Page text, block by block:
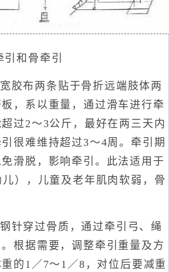
和骨牵引
胶布两条贴于骨折远端肢体两
，系以重量，通过滑车进行牵
过2～3公斤，最好在两三天内
很难维持超过3～4周。牵引期
滑脱，影响牵引。此法适用于
儿），儿童及老年肌肉软弱，骨
针穿过骨质，通过牵引弓、绳
根据需要，调整牵引重量及方
的1／7～1／8，对位后要减重